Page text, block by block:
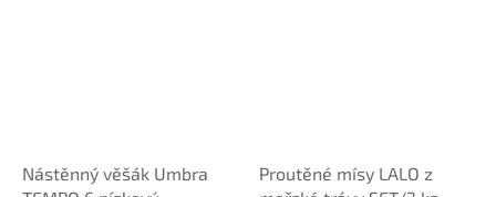
Nástěnný věšák Umbra
Proutěné mísy LALO z